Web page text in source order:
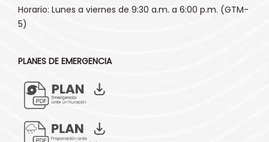
Horario: Lunes a viernes de 9:30 a.m. a 6:00 p.m. (GTM-
5)
PLANES DE EMERGENCIA